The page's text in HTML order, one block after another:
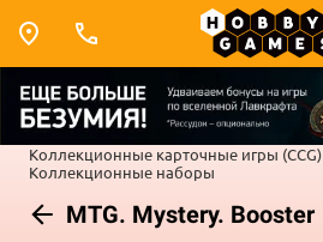
Коллекционные карточные игры (CCG)
Коллекционные наборы
MTG. Mystery. Booster